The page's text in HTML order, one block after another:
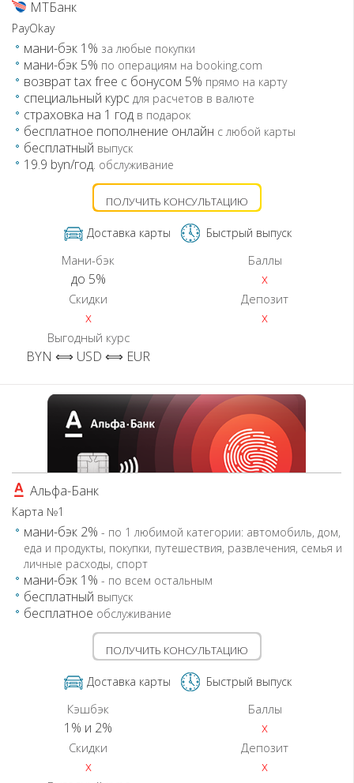
МТБанк
PayOkay
мани-бэк 1% за любые покупки
мани-бэк 5% по операциям на booking.com
возврат tax free с бонусом 5% прямо на карту
специальный курс для расчетов в валюте
страховка на 1 год в подарок
бесплатное пополнение онлайн с любой карты
бесплатный выпуск
19.9 byn/год. обслуживание
ПОЛУЧИТЬ КОНСУЛЬТАЦИЮ
Доставка карты Быстрый выпуск
Мани-бэк
до 5%
Баллы
x
Скидки
x
Депозит
x
Выгодный курс
BYN ⟺ USD ⟺ EUR
Альфа-Банк
Карта №1
мани-бэк 2% - по 1 любимой категории: автомобиль, дом,
еда и продукты, покупки, путешествия, развлечения, семья и
личные расходы, спорт
мани-бэк 1% - по всем остальным
бесплатный выпуск
бесплатное обслуживание
ПОЛУЧИТЬ КОНСУЛЬТАЦИЮ
Доставка карты Быстрый выпуск
Кэшбэк
1% и 2%
Баллы
x
Скидки
x
Депозит
x